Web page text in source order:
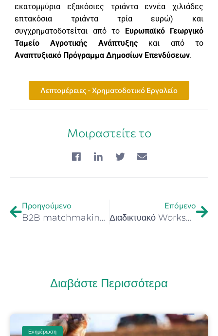
εκατομμύρια εξακόσιες τριάντα εννέα χιλιάδες
επτακόσια τριάντα τρία ευρώ) και
συγχρηματοδοτείται από το
Ευρωπαϊκό Γεωργικό
Ταμείο Αγροτικής Ανάπτυξηςκαι από το
Αναπτυξιακό Πρόγραμμα Δημοσίων Επενδύσεων.
Λεπτομέρειες - Χρηματοδοτικό Εργαλείο
Μοιραστείτε το
Προηγούμενο
B2B matchmaking event – Innovat&Match Brokerage Event 2025 | 24-26 Ιουνίου 2025
Επόμενο
Διαδικτυακό Worksop: “From Research to Investment: How Startups Can Attract Venture Capital – Views from the US and Europe”
Διαβάστε Περισσότερα
Ενημέρωση